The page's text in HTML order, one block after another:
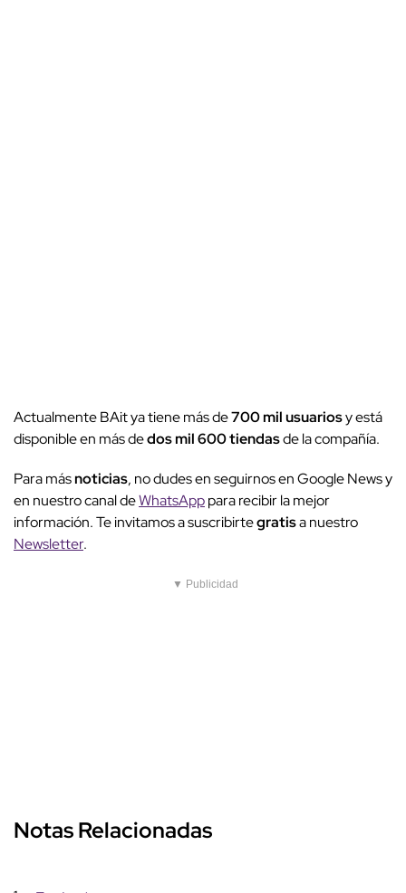
Actualmente BAit ya tiene más de700 mil usuariosy está
disponible en más dedos mil 600 tiendasde la compañía.
Para másnoticias, no dudes en seguirnos en Google News y
en nuestro canal deWhatsApppara recibir la mejor
información. Te invitamos a suscribirtegratisa nuestro
Newsletter.
▼ Publicidad
Notas Relacionadas